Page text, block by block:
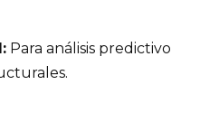
Para análisis predictivo